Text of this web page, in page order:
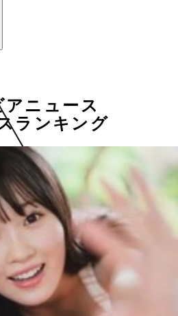
アニュース
ランキング